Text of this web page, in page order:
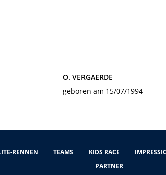
O. VERGAERDE
geboren am 15/07/1994
RENNEN TEAMS KIDS RACE
PARTNER